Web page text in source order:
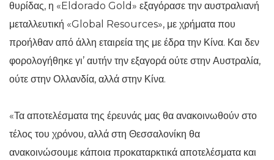
θυρίδας, η «Eldorado Gold» εξαγόρασε την αυστραλιανή
μεταλλευτική «Global Resources», με χρήματα που
προήλθαν από άλλη εταιρεία της με έδρα την Κίνα. Και δεν
φορολογήθηκε γι’ αυτήν την εξαγορά ούτε στην Αυστραλία,
ούτε στην Ολλανδία, αλλά στην Κίνα.
«Τα αποτελέσματα της έρευνάς μας θα ανακοινωθούν στο
τέλος του χρόνου, αλλά στη Θεσσαλονίκη θα
ανακοινώσουμε κάποια προκαταρκτικά αποτελέσματα και